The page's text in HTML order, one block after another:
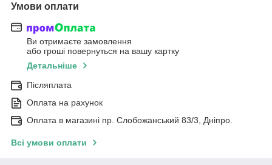
Умови оплати
Ви отримаєте замовлення
або гроші повернуться на вашу картку
Детальніше
Післяплата
Оплата на рахунок
Оплата в магазині пр. Слобожанський 83/3, Дніпро.
Всі умови оплати